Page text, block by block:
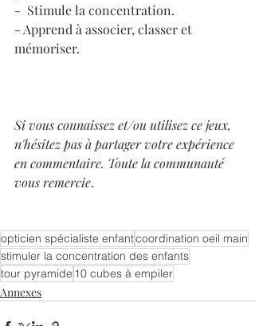
-  Stimule la concentration.
- Apprend à associer, classer et
mémoriser.
Si vous connaissez et/ou utilisez ce jeux,
n'hésitez pas à partager votre expérience
en commentaire. Toute la communauté
vous remercie.
opticien spécialiste enfantcoordination oeil main
stimuler la concentration des enfants
tour pyramide 10 cubes à empiler
Annexes